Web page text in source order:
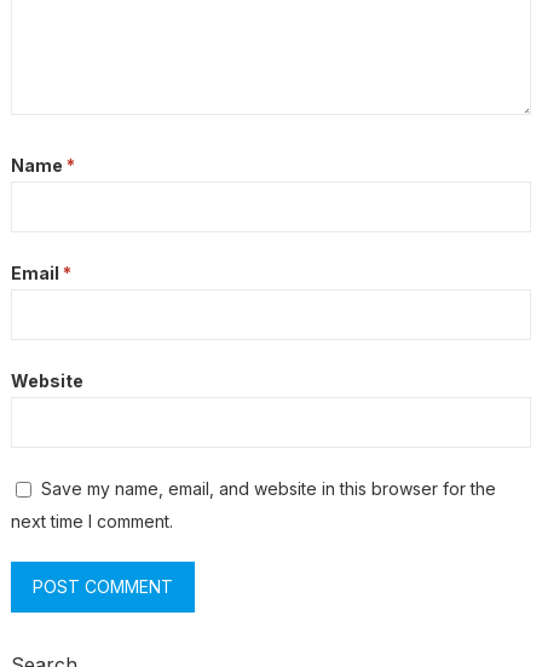
Name *
Email *
Website
Save my name, email, and website in this browser for the
next time I comment.